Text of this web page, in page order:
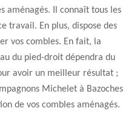
aménagés. Il connaît tous les
travail. En plus, dispose des
vos combles. En fait, la
du pied-droit dépendra du
avoir un meilleur résultat ;
Michelet à Bazoches
de vos combles aménagés.